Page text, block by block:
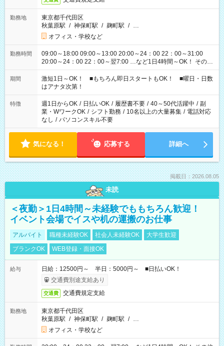
勤務地
東京都千代田区
秋葉原駅 / 神保町駅 / 麹町駅 / …
オフィス・学校など
勤務時間
09:00～18:00 09:00～13:00 20:00～24：00 22：00～31:00
20:00～24：00 22：00～翌7:00 …など1日4時間～OK！ その他
シフトもございます！ お気軽にご相談ください！
期間
激短1日～OK！ ■もちろん即日スタートもOK！ ■曜日・日数
はアナタ次第！
特徴 週1日からOK / 日払いOK / 履歴書不要 / 40～50代活躍中 / 副
業・WワークOK / シフト勤務 / 10名以上の大量募集 / 電話対応
なし / パソコンスキル不要
気になる！ 応募する 詳細へ
掲載日：2026.08.05
未読
＜夜勤＞1日4時間～未経験でももちろん歓迎！
イベント会場でイスや机の運搬のお仕事
アルバイト 職種未経験OK 社会人未経験OK
大学生歓迎
ブランクOK
WEB登録・面接OK
給与
日給：12500円～ 半日：5000円～ ■日払いOK！
交通費別途支給あり
交通費 交通費規定支給
勤務地
東京都千代田区
秋葉原駅 / 神保町駅 / 麹町駅 / …
オフィス・学校など